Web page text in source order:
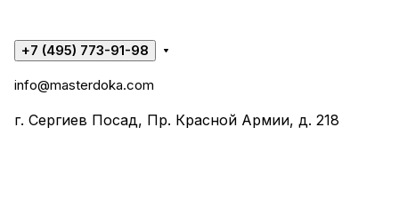
+7 (495) 773-91-98
info@masterdoka.com
г. Сергиев Посад, Пр. Красной Армии, д. 218